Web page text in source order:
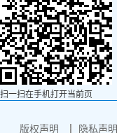
扫一扫在手机打开当前页
版权声明 隐私声明